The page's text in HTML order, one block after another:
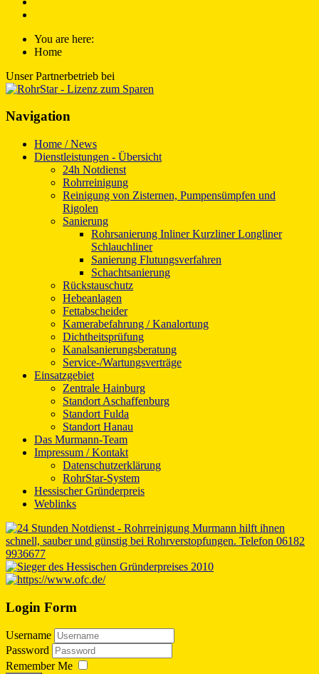
You are here:
Home
Unser Partnerbetrieb bei
Navigation
Home / News
Dienstleistungen - Übersicht
24h Notdienst
Rohrreinigung
Reinigung von Zisternen, Pumpensümpfen und
Rigolen
Sanierung
Rohrsanierung Inliner Kurzliner Longliner
Schlauchliner
Sanierung Flutungsverfahren
Schachtsanierung
Rückstauschutz
Hebeanlagen
Fettabscheider
Kamerabefahrung / Kanalortung
Dichtheitsprüfung
Kanalsanierungsberatung
Service-/Wartungsverträge
Einsatzgebiet
Zentrale Hainburg
Standort Aschaffenburg
Standort Fulda
Standort Hanau
Das Murmann-Team
Impressum / Kontakt
Datenschutzerklärung
RohrStar-System
Hessischer Gründerpreis
Weblinks
Login Form
Username
Password
Remember Me